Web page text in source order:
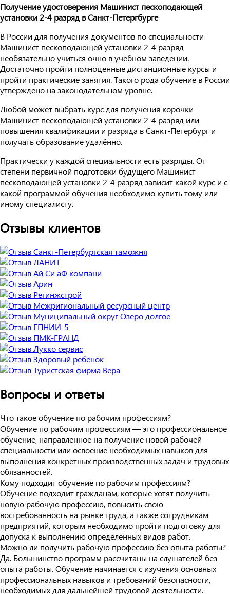
Получение удостоверения Машинист пескоподающей
установки 2-4 разряд в Санкт-Петергбурге
В России для получения документов по специальности
Машинист пескоподающей установки 2-4 разряд
необязательно учиться очно в учебном заведении.
Достаточно пройти полноценные дистанционные курсы и
пройти практические занятия. Такого рода обучение в России
утверждено на законодательном уровне.
Любой может выбрать курс для получения корочки
Машинист пескоподающей установки 2-4 разряд или
повышения квалификации и разряда в Санкт-Петербург и
получать образование удалённо.
Практически у каждой специальности есть разряды. От
степени первичной подготовки будущего Машинист
пескоподающей установки 2-4 разряд зависит какой курс и с
какой программой обучения необходимо купить тому или
иному специалисту.
Отзывы клиентов
Вопросы и ответы
Что такое обучение по рабочим профессиям?
Обучение по рабочим профессиям — это профессиональное
обучение, направленное на получение новой рабочей
специальности или освоение необходимых навыков для
выполнения конкретных производственных задач и трудовых
обязанностей.
Кому подходит обучение по рабочим профессиям?
Обучение подходит гражданам, которые хотят получить
новую рабочую профессию, повысить свою
востребованность на рынке труда, а также сотрудникам
предприятий, которым необходимо пройти подготовку для
допуска к выполнению определенных видов работ.
Можно ли получить рабочую профессию без опыта работы?
Да. Большинство программ рассчитаны на слушателей без
опыта работы. Обучение начинается с изучения основных
профессиональных навыков и требований безопасности,
необходимых для дальнейшей трудовой деятельности.